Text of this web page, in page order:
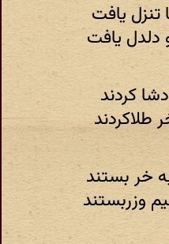
یافت
دلدل یافت
کردند
طلاکردند
خر بستند
وزربستند